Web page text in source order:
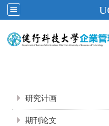
研究计画
期刊论文